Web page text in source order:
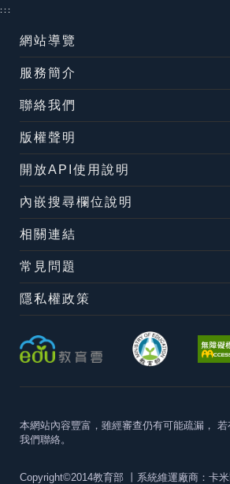
:::
網站導覽
服務簡介
聯絡我們
版權聲明
開放API使用說明
內嵌搜尋欄位說明
相關連結
常見問題
隱私權政策
本網站內容豐富，雖經審查仍有可能疏漏， 若
我們聯絡。
Copyright©2014教育部 丨系統維運廠商：卡